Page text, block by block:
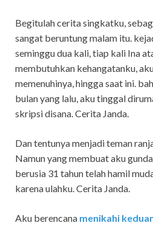
Begitulah cerita singkatku,
sangat beruntung malam itu.
seminggu dua kali, tiap kali Ina
membutuhkan kehangatanku,
memenuhinya, hingga saat ini.
bulan yang lalu, aku tinggal
skripsi disana. Cerita Janda.
Dan tentunya menjadi teman
Namun yang membuat aku
berusia 31 tahun telah hamil
karena ulahku. Cerita Janda.
Aku berencana menikahi